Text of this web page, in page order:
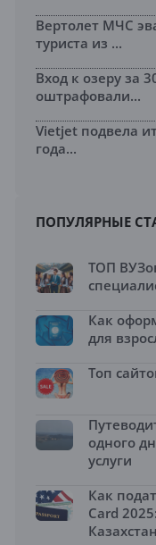
Вертолет МЧС
туриста из ...
Вход к озеру за
оштрафовали...
Vietjet подвела
года...
ПОПУЛЯРНЫЕ
ТОП
Как
для
Топ
одного
услуги
Как
Card